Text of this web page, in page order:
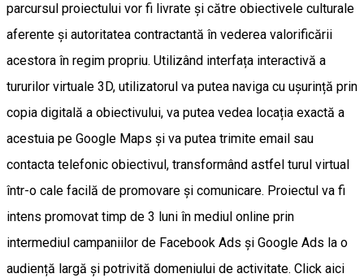
parcursul proiectului vor fi livrate și către obiectivele culturale
aferente și autoritatea contractantă în vederea valorificării
acestora în regim propriu. Utilizând interfața interactivă a
tururilor virtuale 3D, utilizatorul va putea naviga cu ușurință prin
copia digitală a obiectivului, va putea vedea locația exactă a
acestuia pe Google Maps și va putea trimite email sau
contacta telefonic obiectivul, transformând astfel turul virtual
într-o cale facilă de promovare și comunicare. Proiectul va fi
intens promovat timp de 3 luni în mediul online prin
intermediul campaniilor de Facebook Ads și Google Ads la o
audiență largă și potrivită domeniului de activitate. Click aici